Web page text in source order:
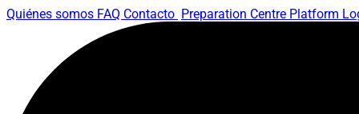
Quiénes somos FAQ Contacto Preparation Centre Platform